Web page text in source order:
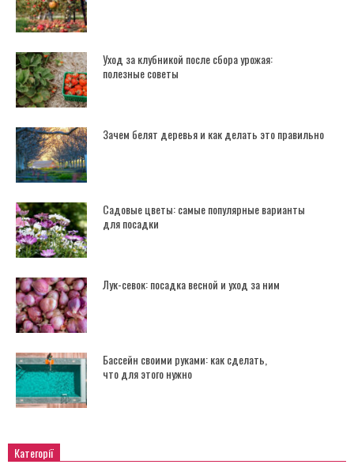
Уход за клубникой после сбора урожая:
полезные советы
Зачем белят деревья и как делать это правильно
Садовые цветы: самые популярные варианты
для посадки
Лук-севок: посадка весной и уход за ним
Бассейн своими руками: как сделать,
что для этого нужно
Категорії